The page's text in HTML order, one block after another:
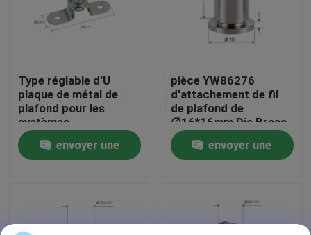
Visite d'usine
Contactez-nous
Demandez une citation
Pinces de câble réglable
Type réglable d'U
plaque de métal de
plafond pour les
systèmes
accrochants
YW86281 de câble
envoyer une
pièce YW86276
d'attachement de fil
de plafond de
∅16*16mm Dia Brass
Plated Satin Silver
envoyer une